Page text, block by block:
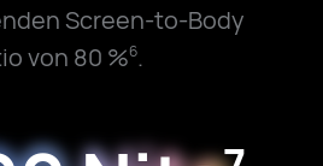
Screen-to-Body
von 80 %6.